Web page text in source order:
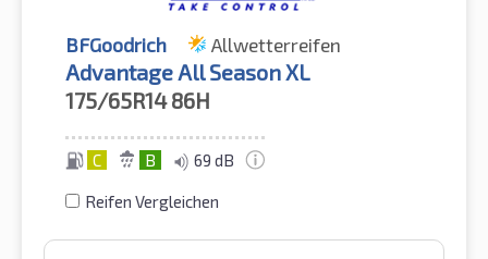
BFGoodrich Allwetterreifen
Advantage All Season XL
175/65R14 86H
C B 69 dB
Reifen Vergleichen